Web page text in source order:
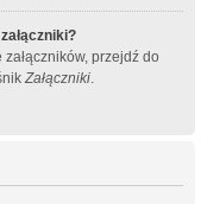
przejdź do
Załączniki.